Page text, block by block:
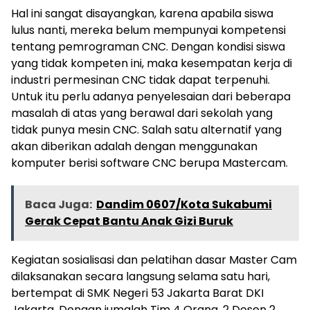
Hal ini sangat disayangkan, karena apabila siswa
lulus nanti, mereka belum mempunyai kompetensi
tentang pemrograman CNC. Dengan kondisi siswa
yang tidak kompeten ini, maka kesempatan kerja di
industri permesinan CNC tidak dapat terpenuhi.
Untuk itu perlu adanya penyelesaian dari beberapa
masalah di atas yang berawal dari sekolah yang
tidak punya mesin CNC. Salah satu alternatif yang
akan diberikan adalah dengan menggunakan
komputer berisi software CNC berupa Mastercam.
Baca Juga: Dandim 0607/Kota Sukabumi
Gerak Cepat Bantu Anak Gizi Buruk
Kegiatan sosialisasi dan pelatihan dasar Master Cam
dilaksanakan secara langsung selama satu hari,
bertempat di SMK Negeri 53 Jakarta Barat DKI